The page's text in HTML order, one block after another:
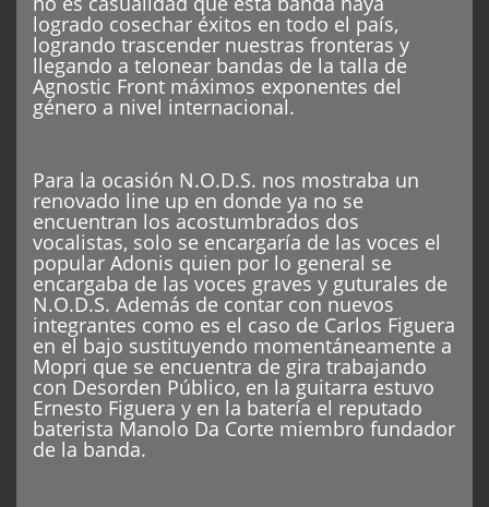
logrado cosechar éxitos en todo el país,
logrando trascender nuestras fronteras y
llegando a telonear bandas de la talla de
Agnostic Front máximos exponentes del
género a nivel internacional.
Para la ocasión N.O.D.S. nos mostraba un
renovado line up en donde ya no se
encuentran los acostumbrados dos
vocalistas, solo se encargaría de las voces el
popular Adonis quien por lo general se
encargaba de las voces graves y guturales de
N.O.D.S. Además de contar con nuevos
integrantes como es el caso de Carlos Figuera
en el bajo sustituyendo momentáneamente a
Mopri que se encuentra de gira trabajando
con Desorden Público, en la guitarra estuvo
Ernesto Figuera y en la batería el reputado
baterista Manolo Da Corte miembro fundador
de la banda.